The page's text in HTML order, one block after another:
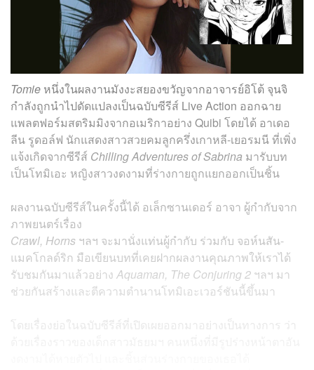
Tomie หนึ่งในผลงานมังงะสยองขวัญจากอาจารย์อิโต้ จุนจิ
กำลังถูกนำไปดัดแปลงเป็นฉบับซีรีส์ Live Action ออกฉาย
แพลตฟอร์มสตริมมิงจากอเมริกาอย่าง Quibi โดยได้ อาเดอ
ลีน รูดอล์ฟ นักแสดงสาวสวยคมลูกครึ่งเกาหลี-เยอรมนี ที่เพิ่ง
แจ้งเกิดจากซีรีส์ Chilling Adventures of Sabrina มารับบท
เป็นโทมิเอะ หญิงสาวงดงามที่ร่างกายถูกแยกออกเป็นชิ้น
ผลงานฉบับซีรีส์ในครั้งนี้ได้ อเล็กซานเดอร์ อาจา ผู้กำกับจาก
ภาพยนตร์เรื่อง
Crawl, Horns ฯลฯ จะมานั่งแท่นผู้กำกับ ร่วมกับ จอห์นสัน-
แมคโกลด์ริก มือเขียนบทที่เคยฝากผลงานคุณภาพให้เราได้
รับชมกันมาแล้วอย่าง Aquaman, The Conjuring 2 ฯลฯ มา
ช่วยกันสร้างและตีความตำนานโทมิเอะเวอร์ชันนี้ขึ้นมา
โดยเรื่องย่อในฉบับซีรีส์ที่เปิดเผยออกมาอย่างเป็นทางการ ว่า